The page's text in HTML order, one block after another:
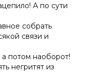
А по сути
собрать
связи и
потом наоборот!
негритят из